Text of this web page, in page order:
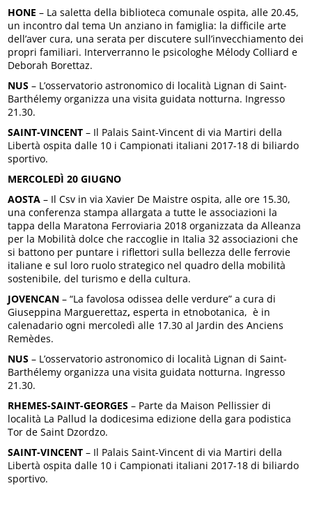
HONE – La saletta della biblioteca comunale ospita, alle 20.45,
un incontro dal tema Un anziano in famiglia: la difficile arte
dell’aver cura, una serata per discutere sull’invecchiamento dei
propri familiari. Interverranno le psicologhe Mélody Colliard e
Deborah Borettaz.
NUS – L’osservatorio astronomico di località Lignan di Saint-
Barthélemy organizza una visita guidata notturna. Ingresso
21.30.
SAINT-VINCENT – Il Palais Saint-Vincent di via Martiri della
Libertà ospita dalle 10 i Campionati italiani 2017-18 di biliardo
sportivo.
MERCOLEDÌ 20 GIUGNO
AOSTA – Il Csv in via Xavier De Maistre ospita, alle ore 15.30,
una conferenza stampa allargata a tutte le associazioni la
tappa della Maratona Ferroviaria 2018 organizzata da Alleanza
per la Mobilità dolce che raccoglie in Italia 32 associazioni che
si battono per puntare i riflettori sulla bellezza delle ferrovie
italiane e sul loro ruolo strategico nel quadro della mobilità
sostenibile, del turismo e della cultura.
JOVENCAN – “La favolosa odissea delle verdure” a cura di
Giuseppina Marguerettaz,esperta in etnobotanica, è in
calenadario ogni mercoledì alle 17.30 al Jardin des Anciens
Remèdes.
NUS – L’osservatorio astronomico di località Lignan di Saint-
Barthélemy organizza una visita guidata notturna. Ingresso
21.30.
RHEMES-SAINT-GEORGES – Parte da Maison Pellissier di
località La Pallud la dodicesima edizione della gara podistica
Tor de Saint Dzordzo.
SAINT-VINCENT – Il Palais Saint-Vincent di via Martiri della
Libertà ospita dalle 10 i Campionati italiani 2017-18 di biliardo
sportivo.